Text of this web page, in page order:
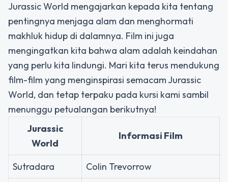
Jurassic World mengajarkan kepada kita tentang
pentingnya menjaga alam dan menghormati
makhluk hidup di dalamnya. Film ini juga
mengingatkan kita bahwa alam adalah keindahan
yang perlu kita lindungi. Mari kita terus mendukung
film-film yang menginspirasi semacam Jurassic
World, dan tetap terpaku pada kursi kami sambil
menunggu petualangan berikutnya!
Jurassic
World
Informasi Film
Sutradara
Colin Trevorrow